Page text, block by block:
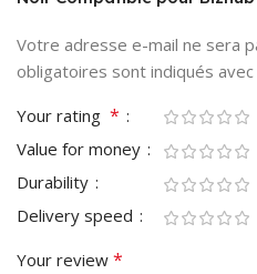
Votre adresse e-mail ne sera
obligatoires sont indiqués avec
Your rating *
Value for money
Durability
Delivery speed
Your review *